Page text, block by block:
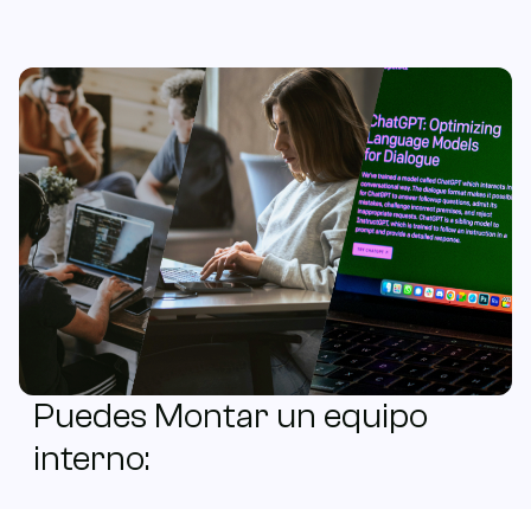
EN ES
Puedes Montar un equipo
interno: